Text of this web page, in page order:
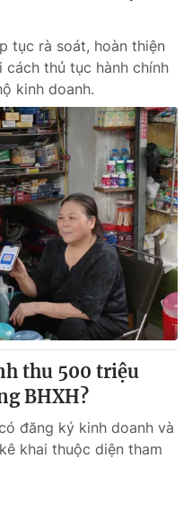
tục rà soát, hoàn thiện
thủ tục hành chính
kinh doanh.
thu 500 triệu
BHXH?
đăng ký kinh doanh và
khai thuộc diện tham